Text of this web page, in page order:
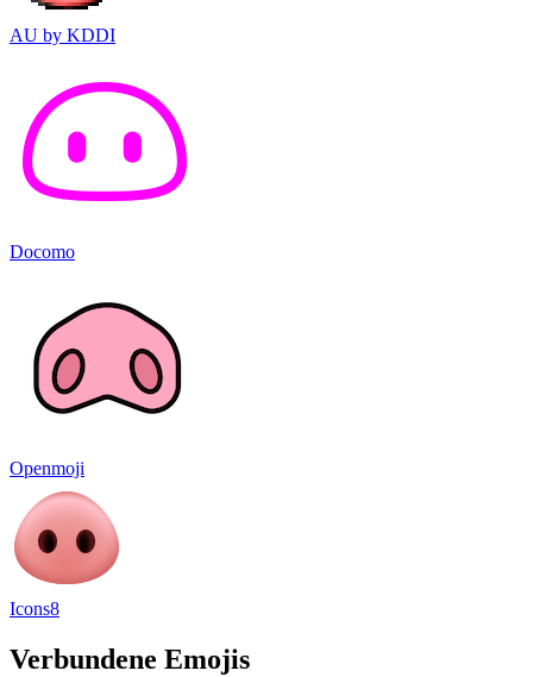
AU by KDDI
Docomo
Openmoji
Icons8
Verbundene Emojis